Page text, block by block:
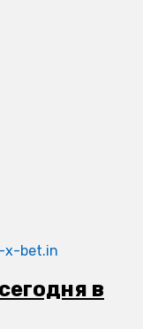
x-bet.in
в